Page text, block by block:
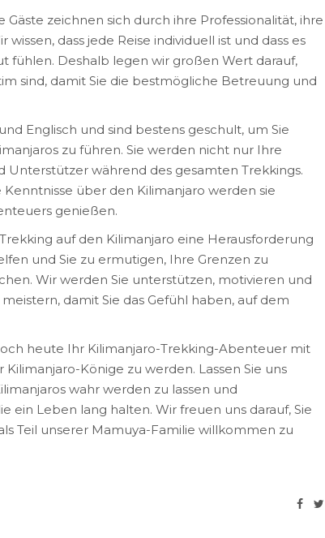
zeichnen sich durch ihre Professionalität, ihre
dass jede Reise individuell ist und dass es
fühlen. Deshalb legen wir großen Wert darauf,
sind, damit Sie die bestmögliche Betreuung und
Englisch und sind bestens geschult, um Sie
zu führen. Sie werden nicht nur Ihre
Unterstützer während des gesamten Trekkings.
über den Kilimanjaro werden sie
genießen.
auf den Kilimanjaro eine Herausforderung
und Sie zu ermutigen, Ihre Grenzen zu
Wir werden Sie unterstützen, motivieren und
damit Sie das Gefühl haben, auf dem
heute Ihr Kilimanjaro-Trekking-Abenteuer mit
Kilimanjaro-Könige zu werden. Lassen Sie uns
wahr werden zu lassen und
ein Leben lang halten. Wir freuen uns darauf, Sie
Teil unserer Mamuya-Familie willkommen zu